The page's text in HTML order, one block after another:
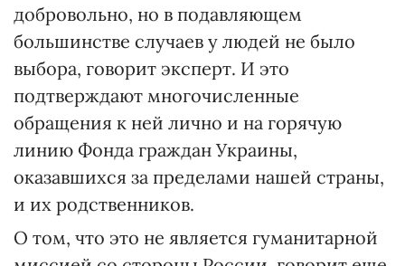
добровольно, но в подавляющем
большинстве случаев у людей не было
выбора, говорит эксперт. И это
подтверждают многочисленные
обращения к ней лично и на горячую
линию Фонда граждан Украины,
оказавшихся за пределами нашей страны,
и их родственников.
О том, что это не является гуманитарной